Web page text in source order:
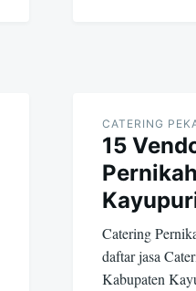
CATERING
15
Catering
daftar jasa
Kabupaten